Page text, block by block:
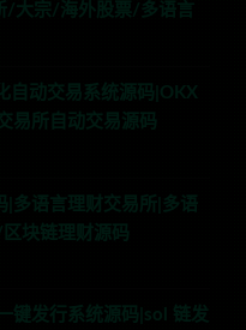
/大宗/海外股票/多语言
自动交易系统源码|OKX
易所自动交易源码
|多语言理财交易所|多语
块链理财源码
键发行系统源码|sol 链发